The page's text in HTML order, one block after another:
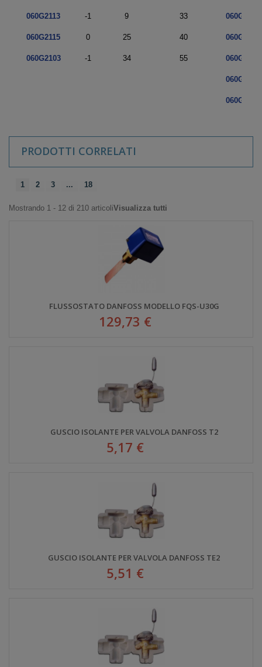
060G2113 -1 9 33 060G2111
060G2115 0 25 40 060G2109
060G2103 -1 34 55 060G2110
060G2106
060G2107
PRODOTTI CORRELATI
1 2 3 ... 18
Mostrando 1 - 12 di 210 articoliVisualizza tutti
FLUSSOSTATO DANFOSS MODELLO FQS-U30G
129,73 €
GUSCIO ISOLANTE PER VALVOLA DANFOSS T2
5,17 €
GUSCIO ISOLANTE PER VALVOLA DANFOSS TE2
5,51 €